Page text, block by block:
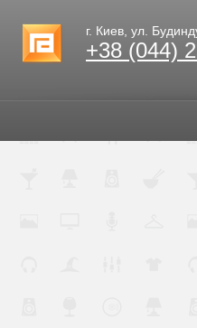
г. Киев, ул.
+38 (044)